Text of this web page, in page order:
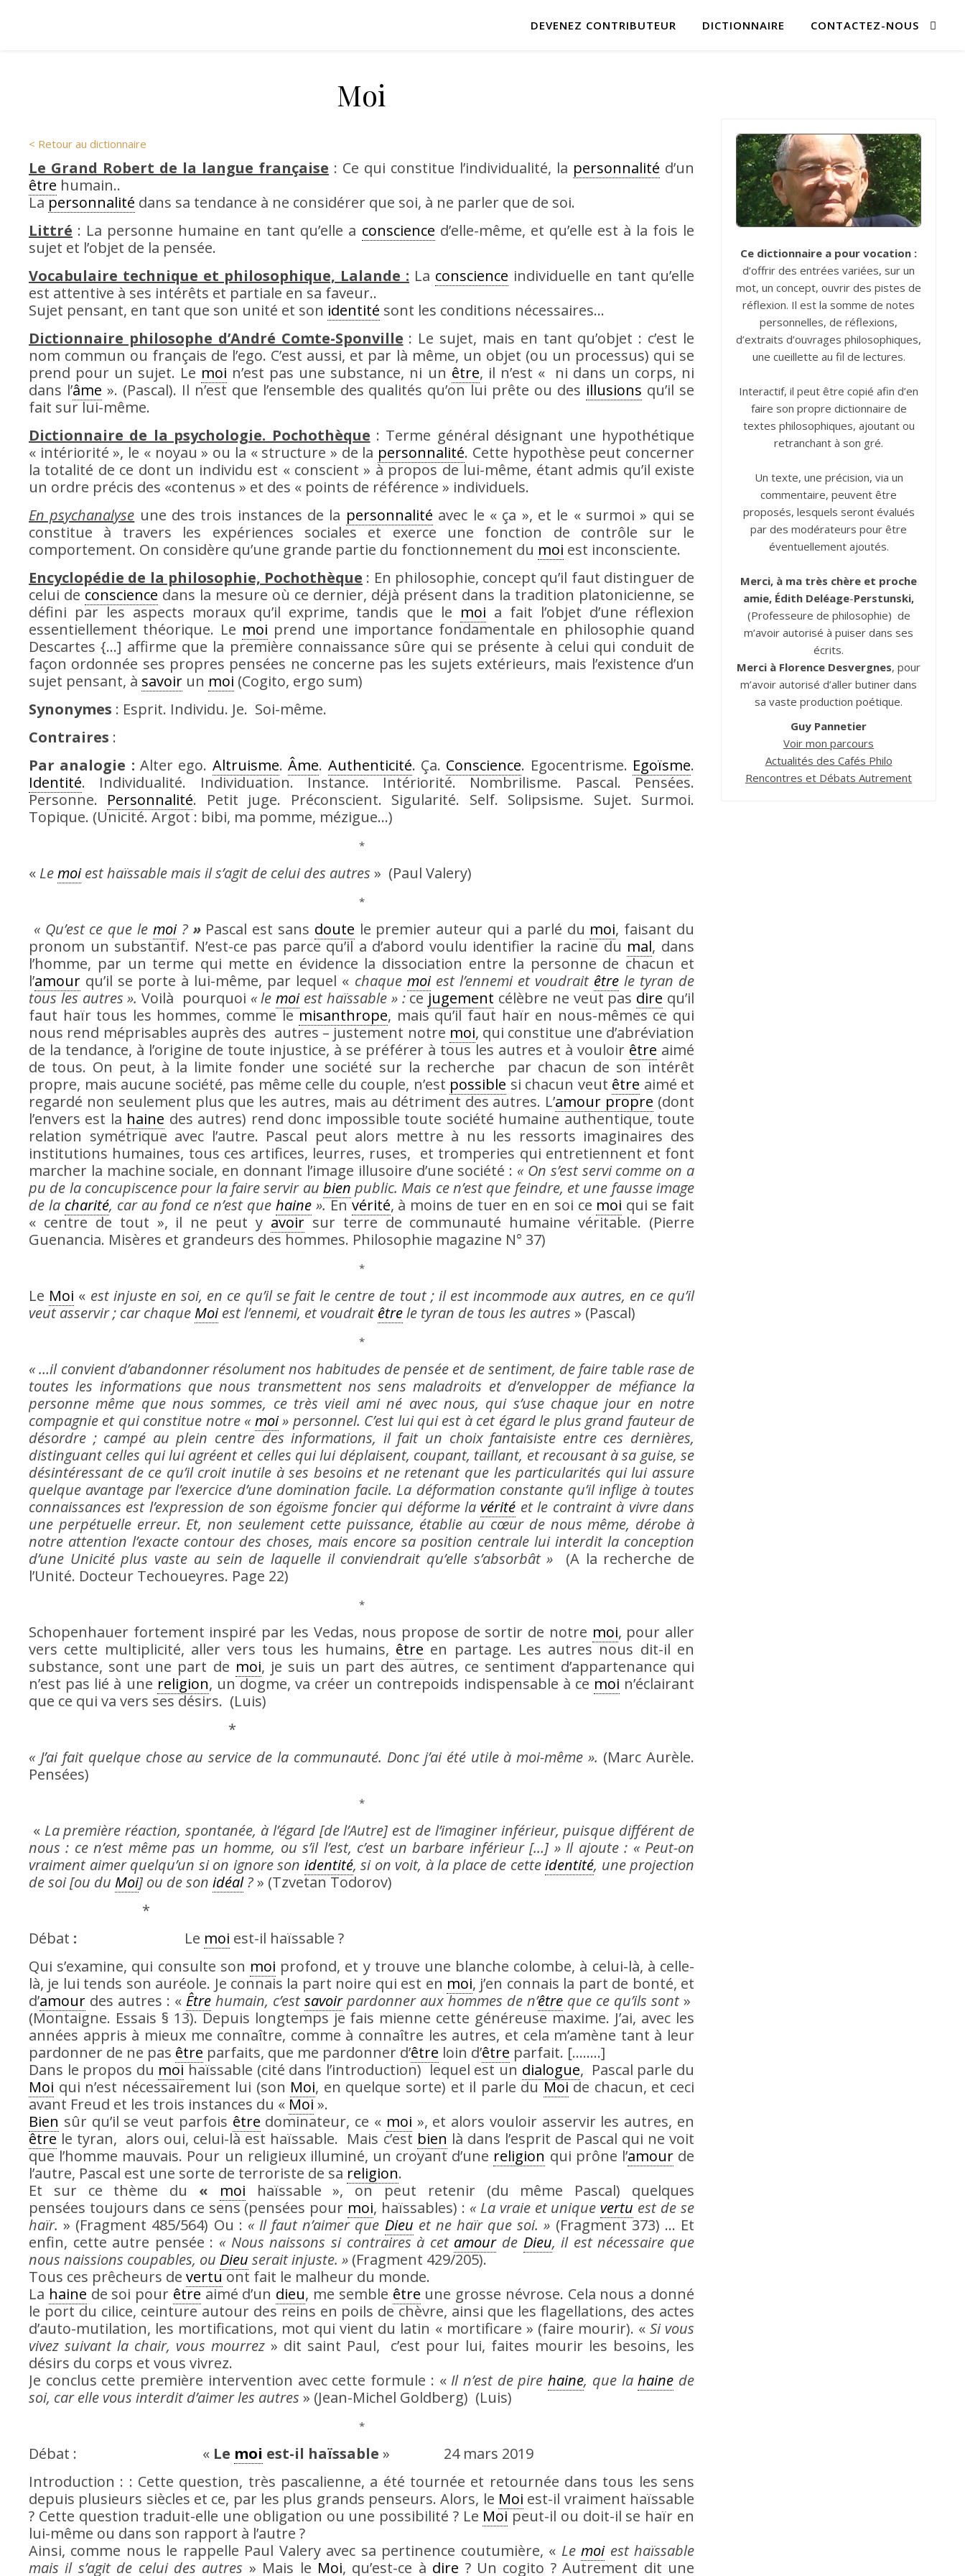
DEVENEZ CONTRIBUTEUR DICTIONNAIRE CONTACTEZ-NOUS
Moi
< Retour au dictionnaire
Le Grand Robert de la langue française : Ce qui constitue l’individualité, la personnalité d’un
être humain..
La personnalité dans sa tendance à ne considérer que soi, à ne parler que de soi.
Littré : La personne humaine en tant qu’elle a conscience d’elle-même, et qu’elle est à la fois le
sujet et l’objet de la pensée.
Vocabulaire technique et philosophique, Lalande : La conscience individuelle en tant qu’elle
est attentive à ses intérêts et partiale en sa faveur..
Sujet pensant, en tant que son unité et son identité sont les conditions nécessaires…
Dictionnaire philosophe d’André Comte-Sponville : Le sujet, mais en tant qu’objet : c’est le
nom commun ou français de l’ego. C’est aussi, et par là même, un objet (ou un processus) qui se
prend pour un sujet. Le moi n’est pas une substance, ni un être, il n’est « ni dans un corps, ni
dans l’âme ». (Pascal). Il n’est que l’ensemble des qualités qu’on lui prête ou des illusions qu’il se
fait sur lui-même.
Dictionnaire de la psychologie. Pochothèque : Terme général désignant une hypothétique
« intériorité », le « noyau » ou la « structure » de la personnalité. Cette hypothèse peut concerner
la totalité de ce dont un individu est « conscient » à propos de lui-même, étant admis qu’il existe
un ordre précis des «contenus » et des « points de référence » individuels.
En psychanalyse une des trois instances de la personnalité avec le « ça », et le « surmoi » qui se
constitue à travers les expériences sociales et exerce une fonction de contrôle sur le
comportement. On considère qu’une grande partie du fonctionnement du moi est inconsciente.
Encyclopédie de la philosophie, Pochothèque : En philosophie, concept qu’il faut distinguer de
celui de conscience dans la mesure où ce dernier, déjà présent dans la tradition platonicienne, se
défini par les aspects moraux qu’il exprime, tandis que le moi a fait l’objet d’une réflexion
essentiellement théorique. Le moi prend une importance fondamentale en philosophie quand
Descartes {…] affirme que la première connaissance sûre qui se présente à celui qui conduit de
façon ordonnée ses propres pensées ne concerne pas les sujets extérieurs, mais l’existence d’un
sujet pensant, à savoir un moi (Cogito, ergo sum)
Synonymes : Esprit. Individu. Je. Soi-même.
Contraires :
Par analogie :Alter ego. Altruisme.Âme. Authenticité. Ça. Conscience. Egocentrisme. Egoïsme.
Identité. Individualité. Individuation. Instance. Intériorité. Nombrilisme. Pascal. Pensées.
Personne. Personnalité. Petit juge. Préconscient. Sigularité. Self. Solipsisme. Sujet. Surmoi.
Topique. (Unicité. Argot : bibi, ma pomme, mézigue…)
*
« Lemoiest haïssable mais il s’agit de celui des autres » (Paul Valery)
*
« Qu’est ce que le moi?» Pascal est sans doute le premier auteur qui a parlé du moi, faisant du
pronom un substantif. N’est-ce pas parce qu’il a d’abord voulu identifier la racine du mal, dans
l’homme, par un terme qui mette en évidence la dissociation entre la personne de chacun et
l’amour qu’il se porte à lui-même, par lequel « chaque moiest l’ennemi et voudrait êtrele tyran de
tous les autres ».Voilà pourquoi « lemoiest haïssable » : ce jugement célèbre ne veut pas dire qu’il
faut haïr tous les hommes, comme le misanthrope, mais qu’il faut haïr en nous-mêmes ce qui
nous rend méprisables auprès des autres – justement notre moi, qui constitue une d’abréviation
de la tendance, à l’origine de toute injustice, à se préférer à tous les autres et à vouloir être aimé
de tous. On peut, à la limite fonder une société sur la recherche par chacun de son intérêt
propre, mais aucune société, pas même celle du couple, n’est possible si chacun veut être aimé et
regardé non seulement plus que les autres, mais au détriment des autres. L’amour propre (dont
l’envers est la haine des autres) rend donc impossible toute société humaine authentique, toute
relation symétrique avec l’autre. Pascal peut alors mettre à nu les ressorts imaginaires des
institutions humaines, tous ces artifices, leurres, ruses, et tromperies qui entretiennent et font
marcher la machine sociale, en donnant l’image illusoire d’une société : « On s’est servi comme on a
pu de la concupiscence pour la faire servir au bien public. Mais ce n’est que feindre, et une fausse image
de la charité, car au fond ce n’est que haine». En vérité, à moins de tuer en en soi ce moi qui se fait
« centre de tout », il ne peut y avoirsur terre de communauté humaine véritable. (Pierre
Guenancia. Misères et grandeurs des hommes. Philosophie magazine N° 37)
*
Le Moi « est injuste en soi, en ce qu’il se fait le centre de tout ; il est incommode aux autres, en ce qu’il
veut asservir ; car chaque Moiest l’ennemi, et voudrait êtrele tyran de tous les autres » (Pascal)
*
« …il convient d’abandonner résolument nos habitudes de pensée et de sentiment, de faire table rase de
toutes les informations que nous transmettent nos sens maladroits et d’envelopper de méfiance la
personne même que nous sommes, ce très vieil ami né avec nous, qui s’use chaque jour en notre
compagnie et qui constitue notre « moi » personnel. C’est lui qui est à cet égard le plus grand fauteur de
désordre ; campé au plein centre des informations, il fait un choix fantaisiste entre ces dernières,
distinguant celles qui lui agréent et celles qui lui déplaisent, coupant, taillant, et recousant à sa guise, se
désintéressant de ce qu’il croit inutile à ses besoins et ne retenant que les particularités qui lui assure
quelque avantage par l’exercice d’une domination facile. La déformation constante qu’il inflige à toutes
connaissances est l’expression de son égoïsme foncier qui déforme la vérité et le contraint à vivre dans
une perpétuelle erreur. Et, non seulement cette puissance, établie au cœur de nous même, dérobe à
notre attention l’exacte contour des choses, mais encore sa position centrale lui interdit la conception
d’une Unicité plus vaste au sein de laquelle il conviendrait qu’elle s’absorbât » (A la recherche de
l’Unité. Docteur Techoueyres. Page 22)
*
Schopenhauer fortement inspiré par les Vedas, nous propose de sortir de notre moi, pour aller
vers cette multiplicité, aller vers tous les humains, être en partage. Les autres nous dit-il en
substance, sont une part de moi, je suis un part des autres, ce sentiment d’appartenance qui
n’est pas lié à une religion, un dogme, va créer un contrepoids indispensable à ce moi n’éclairant
que ce qui va vers ses désirs. (Luis)
*
« J’ai fait quelque chose au service de la communauté. Donc j’ai été utile à moi-même ». (Marc Aurèle.
Pensées)
*
« La première réaction, spontanée, à l’égard [de l’Autre] est de l’imaginer inférieur, puisque différent de
nous : ce n’est même pas un homme, ou s’il l’est, c’est un barbare inférieur […] » Il ajoute : « Peut-on
vraiment aimer quelqu’un si on ignore son identité, si on voit, à la place de cetteidentité, une projection
de soi [ou du Moi] ou de son idéal?» (Tzvetan Todorov)
*
Débat : Le moi est-il haïssable ?
Qui s’examine, qui consulte son moi profond, et y trouve une blanche colombe, à celui-là, à celle-
là, je lui tends son auréole. Je connais la part noire qui est en moi, j’en connais la part de bonté, et
d’amour des autres : « Être humain, c’est savoirpardonner aux hommes de n’être que ce qu’ils sont »
(Montaigne. Essais § 13). Depuis longtemps je fais mienne cette généreuse maxime. J’ai, avec les
années appris à mieux me connaître, comme à connaître les autres, et cela m’amène tant à leur
pardonner de ne pas être parfaits, que me pardonner d’être loin d’être parfait. [……..]
Dans le propos du moi haïssable (cité dans l’introduction) lequel est un dialogue, Pascal parle du
Moi qui n’est nécessairement lui (son Moi, en quelque sorte) et il parle du Moi de chacun, et ceci
avant Freud et les trois instances du « Moi ».
Bien sûr qu’il se veut parfois être dominateur, ce « moi », et alors vouloir asservir les autres, en
être le tyran, alors oui, celui-là est haïssable. Mais c’est bien là dans l’esprit de Pascal qui ne voit
que l’homme mauvais. Pour un religieux illuminé, un croyant d’une religion qui prône l’amourde
l’autre, Pascal est une sorte de terroriste de sa religion.
Et sur ce thème du « moi haïssable », on peut retenir (du même Pascal) quelques
pensées toujours dans ce sens (pensées pour moi, haïssables) : « La vraie et unique vertu est de se
haïr. » (Fragment 485/564) Ou : « Il faut n’aimer que Dieu et ne haïr que soi. » (Fragment 373) … Et
enfin, cette autre pensée : « Nous naissons si contraires à cet amourde Dieu, il est nécessaire que
nous naissions coupables, ou Dieu serait injuste. » (Fragment 429/205).
Tous ces prêcheurs de vertu ont fait le malheur du monde.
La haine de soi pour être aimé d’un dieu, me semble être une grosse névrose. Cela nous a donné
le port du cilice, ceinture autour des reins en poils de chèvre, ainsi que les flagellations, des actes
d’auto-mutilation, les mortifications, mot qui vient du latin « mortificare » (faire mourir). « Si vous
vivez suivant la chair, vous mourrez» dit saint Paul, c’est pour lui, faites mourir les besoins, les
désirs du corps et vous vivrez.
Je conclus cette première intervention avec cette formule : « Il n’est de pirehaine, que lahaine de
soi, car elle vous interdit d’aimer les autres » (Jean-Michel Goldberg) (Luis)
*
Débat : « Le moi est-il haïssable » 24 mars 2019
Introduction : : Cette question, très pascalienne, a été tournée et retournée dans tous les sens
depuis plusieurs siècles et ce, par les plus grands penseurs. Alors, le Moi est-il vraiment haïssable
? Cette question traduit-elle une obligation ou une possibilité ? Le Moi peut-il ou doit-il se haïr en
lui-même ou dans son rapport à l’autre ?
Ainsi, comme nous le rappelle Paul Valery avec sa pertinence coutumière, « Lemoiest haïssable
mais il s’agit de celui des autres » Mais le Moi, qu’est-ce à dire ? Un cogito ? Autrement dit une
Ce dictionnaire a pour vocation :
d’offrir des entrées variées, sur un
mot, un concept, ouvrir des pistes de
réflexion. Il est la somme de notes
personnelles, de réflexions,
d’extraits d’ouvrages philosophiques,
une cueillette au fil de lectures.
Interactif, il peut être copié afin d’en
faire son propre dictionnaire de
textes philosophiques, ajoutant ou
retranchant à son gré.
Un texte, une précision, via un
commentaire, peuvent être
proposés, lesquels seront évalués
par des modérateurs pour être
éventuellement ajoutés.
Merci, à ma très chère et proche
amie, Édith Deléage-Perstunski,
(Professeure de philosophie) de
m’avoir autorisé à puiser dans ses
écrits.
Merci à Florence Desvergnes, pour
m’avoir autorisé d’aller butiner dans
sa vaste production poétique.
Guy Pannetier
Voir mon parcours
Actualités des Cafés Philo
Rencontres et Débats Autrement